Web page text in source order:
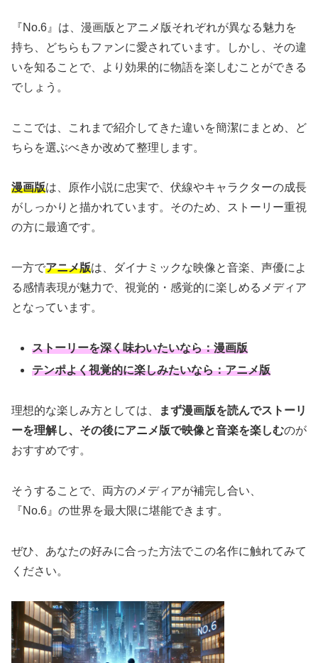
『No.6』は、漫画版とアニメ版それぞれが異なる魅力を
持ち、どちらもファンに愛されています。しかし、その違
いを知ることで、より効果的に物語を楽しむことができる
でしょう。
ここでは、これまで紹介してきた違いを簡潔にまとめ、ど
ちらを選ぶべきか改めて整理します。
漫画版は、原作小説に忠実で、伏線やキャラクターの成長
がしっかりと描かれています。そのため、ストーリー重視
の方に最適です。
一方でアニメ版は、ダイナミックな映像と音楽、声優によ
る感情表現が魅力で、視覚的・感覚的に楽しめるメディア
となっています。
ストーリーを深く味わいたいなら：漫画版
テンポよく視覚的に楽しみたいなら：アニメ版
理想的な楽しみ方としては、
まず漫画版を読んでストーリ
ーを理解し、その後にアニメ版で映像と音楽を楽しむのが
おすすめです。
そうすることで、両方のメディアが補完し合い、
『No.6』の世界を最大限に堪能できます。
ぜひ、あなたの好みに合った方法でこの名作に触れてみて
ください。